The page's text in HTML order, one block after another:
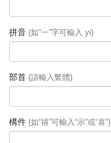
拼音 (如“一”字可輸入 yi)
部首 (請輸入繁體)
構件 (如“禧”可輸入“示”或“喜”)